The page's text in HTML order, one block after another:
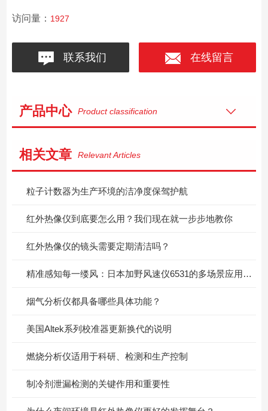
访问量： 1927
联系我们 在线留言
产品中心 Product classification
相关文章 Relevant Articles
粒子计数器为生产环境的洁净度保驾护航
红外热像仪到底要怎么用？我们现在就一步步地教你
红外热像仪的镜头需要定期清洁吗？
精准感知每一缕风：日本加野风速仪6531的多场景应用价值
烟气分析仪都具备哪些具体功能？
美国Altek系列校准器更新换代的说明
燃烧分析仪适用于科研、检测和生产控制
制冷剂泄漏检测的关键作用和重要性